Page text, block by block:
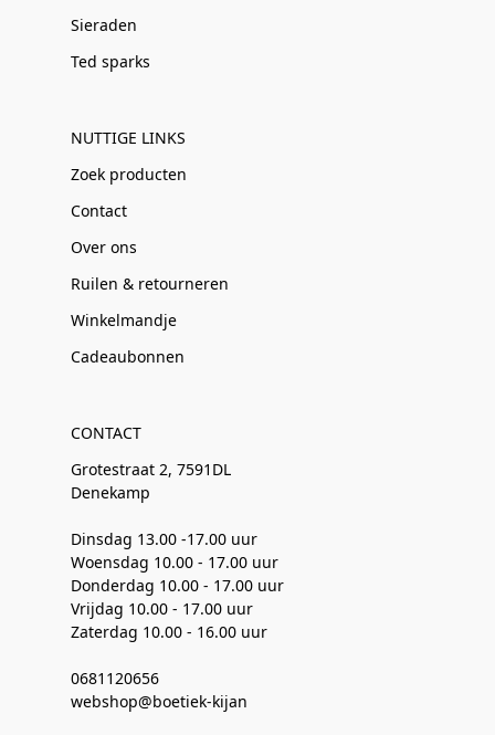
Sieraden
Ted sparks
NUTTIGE LINKS
Zoek producten
Contact
Over ons
Ruilen & retourneren
Winkelmandje
Cadeaubonnen
CONTACT
Grotestraat 2, 7591DL
Denekamp
Dinsdag 13.00 -17.00 uur
Woensdag 10.00 - 17.00 uur
Donderdag 10.00 - 17.00 uur
Vrijdag 10.00 - 17.00 uur
Zaterdag 10.00 - 16.00 uur
0681120656
webshop@boetiek-kijan